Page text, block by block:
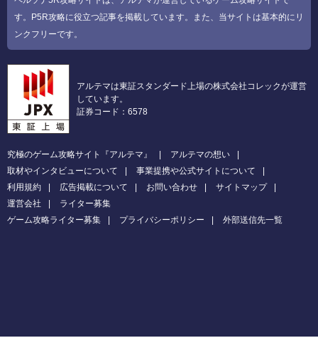
す。P5R攻略に役立つ記事を掲載しています。また、当サイトは基本的にリ
ンクフリーです。
アルテマは東証スタンダード上場の株式会社コレックが運営
しています。
証券コード：6578
究極のゲーム攻略サイト『アルテマ』
アルテマの想い
取材やインタビューについて
事業提携や公式サイトについて
利用規約
広告掲載について お問い合わせ
サイトマップ
運営会社
ライター募集
ゲーム攻略ライター募集
プライバシーポリシー 外部送信先一覧